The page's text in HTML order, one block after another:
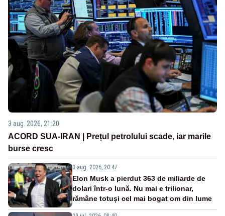
3 aug. 2026, 21:20
ACORD SUA-IRAN | Prețul petrolului scade, iar marile
burse cresc
3 aug. 2026, 20:47
Elon Musk a pierdut 363 de miliarde de
dolari într-o lună. Nu mai e trilionar,
rămâne totuși cel mai bogat om din lume